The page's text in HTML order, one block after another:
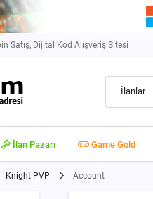
Satış, Dijital Kod Alışveriş Sitesi
İlanlar
İlan Pazarı Game Gold
Knight PVP Account